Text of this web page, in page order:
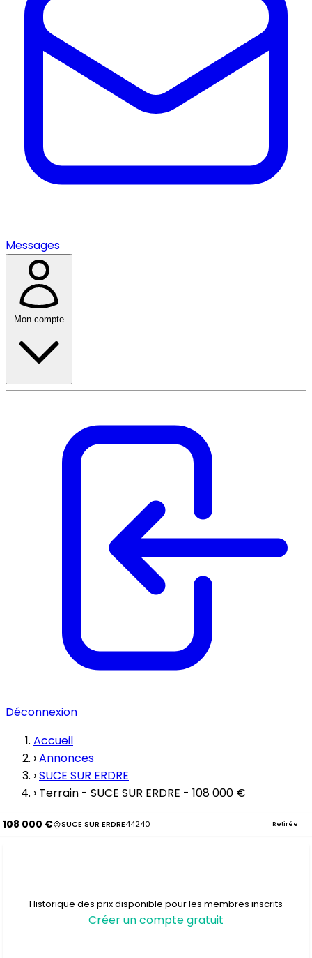
Messages
Mon compte
Déconnexion
Accueil
›Annonces
›SUCE SUR ERDRE
› Terrain - SUCE SUR ERDRE - 108 000 €
108 000 € SUCE SUR ERDRE44240 Retirée
Historique des prix disponible pour les membres inscrits
Créer un compte gratuit